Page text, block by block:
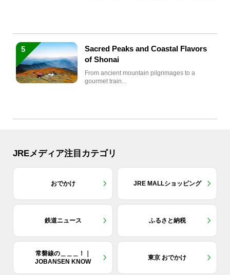
5
Sacred Peaks and Coastal Flavors
of Shonai
From ancient mountain pilgrimages to a
gourmet train...
JREメディア注目カテゴリ
おでかけ JRE MALLショッピング
鉄道ニュース ふるさと納税
常磐線の＿＿＿！｜
JOBANSEN KNOW
東京 おでかけ